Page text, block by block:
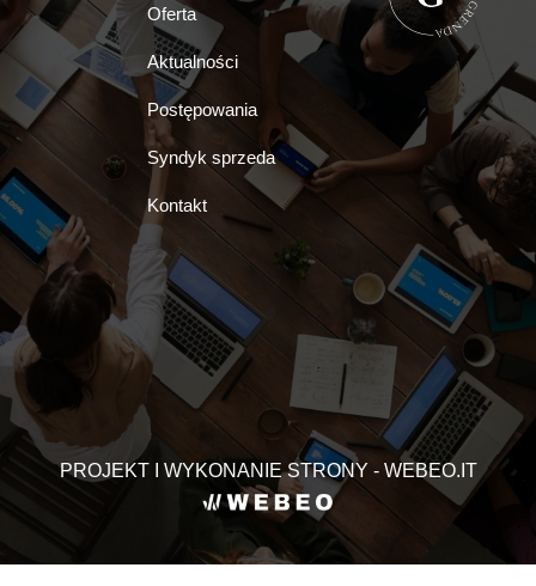
Oferta
Aktualności
Postępowania
Syndyk sprzeda
Kontakt
PROJEKT I WYKONANIE STRONY - WEBEO.IT